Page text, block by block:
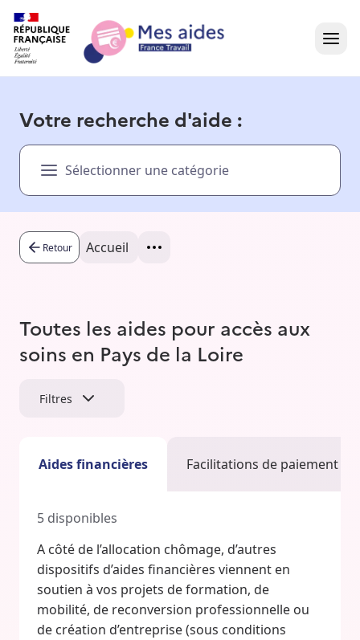
Présentation vidéo
Besoin d'aide ?
Votre recherche d'aide :
Sélectionner une catégorie
Retour Accueil
Toutes les aides pour accès aux
soins en Pays de la Loire
Filtres
Aides financières Facilitations de paiement
5 disponibles
A côté de l’allocation chômage, d’autres
dispositifs d’aides financières viennent en
soutien à vos projets de formation, de
mobilité, de reconversion professionnelle ou
de création d’entreprise (sous conditions